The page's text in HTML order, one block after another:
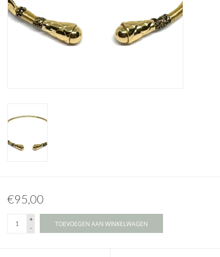
Over DIVA
€95,00
+
-
TOEVOEGEN AAN WINKELWAGEN